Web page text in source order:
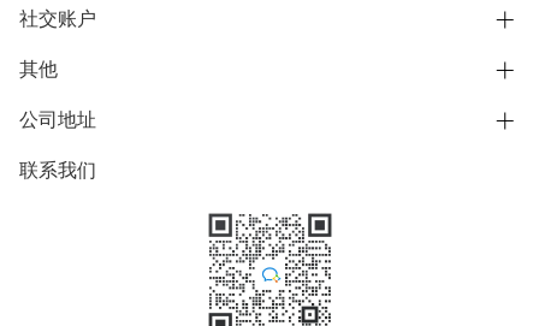
模型协同展示分享
别墅社区
别墅模板
欧式别墅
中式别墅
日式别墅
社交账户
B站
抖音
微信公众号
其他
用户服务协议
隐私政策
公司地址
上海市浦东新区东方路1215-1217号
联系我们